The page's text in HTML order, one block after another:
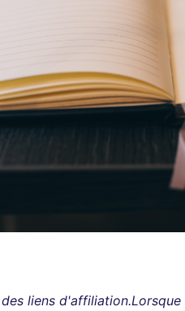
liens